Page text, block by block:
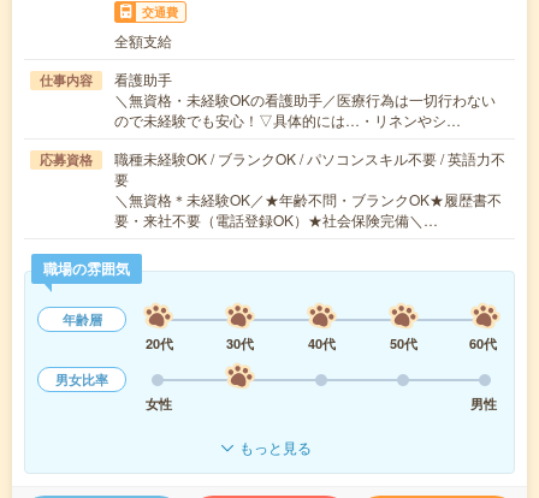
交通費
全額支給
仕事内容
看護助手
＼無資格・未経験OKの看護助手／医療行為は一切行わない
ので未経験でも安心！▽具体的には…・リネンやシ…
応募資格
職種未経験OK / ブランクOK / パソコンスキル不要 / 英語力不
要
＼無資格＊未経験OK／★年齢不問・ブランクOK★履歴書不
要・来社不要（電話登録OK）★社会保険完備＼…
職場の雰囲気
年齢層
20代
30代 40代 50代
60代
男女比率
女性
男性
もっと見る